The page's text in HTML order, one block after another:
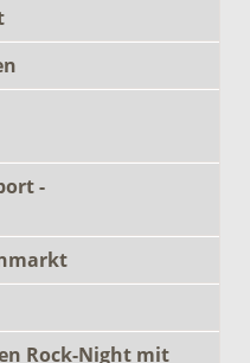
-
Rock-Night mit